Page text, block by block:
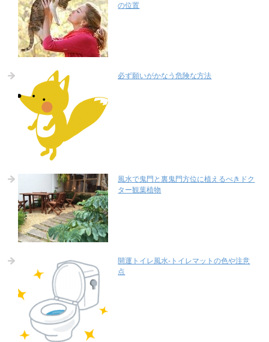
の位置
必ず願いがかなう危険な方法
風水で鬼門と裏鬼門方位に植えるべきドク
ター観葉植物
開運トイレ風水-トイレマットの色や注意
点